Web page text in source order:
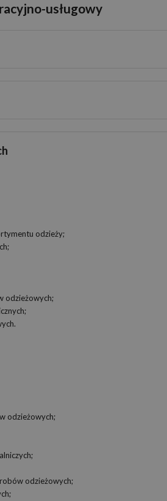
usługowy
odzieży;
odzieżowych;
odzieżowych;
odzieżowych;